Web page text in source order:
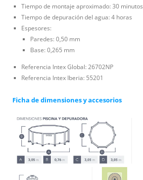
Tiempo de montaje aproximado: 30 minutos
Tiempo de depuración del agua: 4 horas
Espesores:
Paredes: 0,50 mm
Base: 0,265 mm
Referencia Intex Global: 26702NP
Referencia Intex Iberia: 55201
Ficha de dimensiones y accesorios